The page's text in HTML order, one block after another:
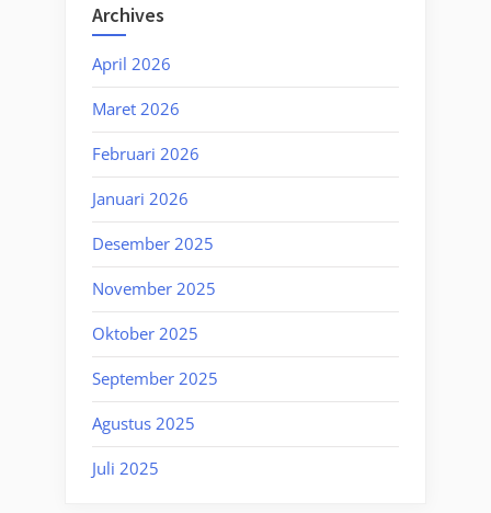
Archives
April 2026
Maret 2026
Februari 2026
Januari 2026
Desember 2025
November 2025
Oktober 2025
September 2025
Agustus 2025
Juli 2025